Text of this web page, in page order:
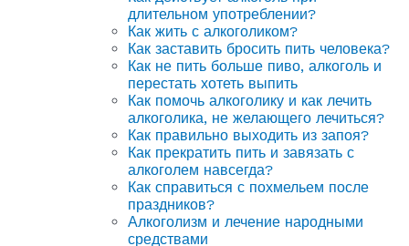
длительном употреблении?
Как жить с алкоголиком?
Как заставить бросить пить человека?
Как не пить больше пиво, алкоголь и
перестать хотеть выпить
Как помочь алкоголику и как лечить
алкоголика, не желающего лечиться?
Как правильно выходить из запоя?
Как прекратить пить и завязать с
алкоголем навсегда?
Как справиться с похмельем после
праздников?
Алкоголизм и лечение народными
средствами